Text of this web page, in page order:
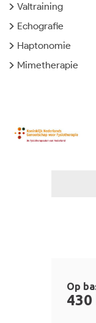
Valtraining
Echografie
Haptonomie
Mimetherapie